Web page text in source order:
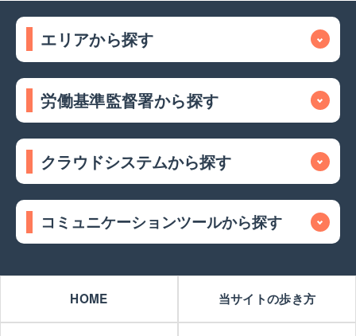
エリアから探す
労働基準監督署から探す
クラウドシステムから探す
コミュニケーションツールから探す
HOME 当サイトの歩き方